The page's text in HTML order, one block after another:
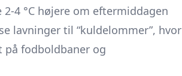
4 °C højere om eftermiddagen
lavninger til “kuldelommer”, hvor
fodboldbaner og